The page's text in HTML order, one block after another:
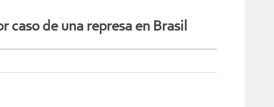
caso de una represa en Brasil